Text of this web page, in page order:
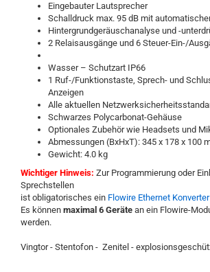
Eingebauter Lautsprecher
Schalldruck max. 95 dB mit
Hintergrundgeräuschanalyse und -
2 Relaisausgänge und 6 Steuer-Ein-/
Wasser – Schutzart IP66
1 Ruf-/Funktionstaste, Sprech- und
Anzeigen
Alle aktuellen
Schwarzes Polycarbonat-Gehäuse
Optionales Zubehör wie Headsets und
Abmessungen (BxHxT): 345 x 178 x 100
Gewicht: 4.0 kg
Wichtiger Hinweis: Zur Programmierung oder
Sprechstellen
ist obligatorisches ein Flowire Ethernet Konverter
Es können maximal 6 Geräte an ein Flowire-
werden.
Vingtor - Stentofon - Zenitel -